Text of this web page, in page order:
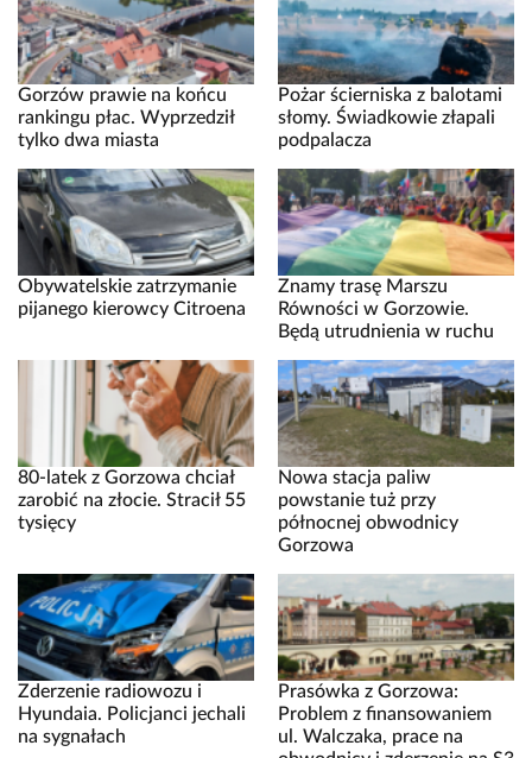
Gorzów prawie na końcu
rankingu płac. Wyprzedził
tylko dwa miasta
Pożar ścierniska z balotami
słomy. Świadkowie złapali
podpalacza
Obywatelskie zatrzymanie
pijanego kierowcy Citroena
Znamy trasę Marszu
Równości w Gorzowie.
Będą utrudnienia w ruchu
80-latek z Gorzowa chciał
zarobić na złocie. Stracił 55
tysięcy
Nowa stacja paliw
powstanie tuż przy
północnej obwodnicy
Gorzowa
Zderzenie radiowozu i
Hyundaia. Policjanci jechali
na sygnałach
Prasówka z Gorzowa:
Problem z finansowaniem
ul. Walczaka, prace na